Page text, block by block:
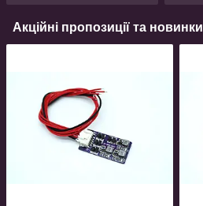
Акційні пропозиції та новинки